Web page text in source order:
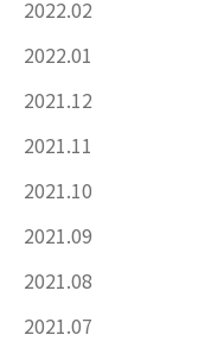
2022.02
2022.01
2021.12
2021.11
2021.10
2021.09
2021.08
2021.07